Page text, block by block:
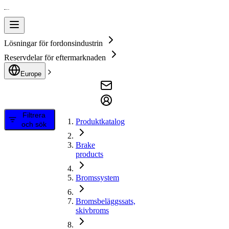
Lösningar för fordonsindustrin
Reservdelar för eftermarknaden
Europe
Filtrera
och sök
Produktkatalog
Brake
products
Bromssystem
Bromsbeläggssats,
skivbroms